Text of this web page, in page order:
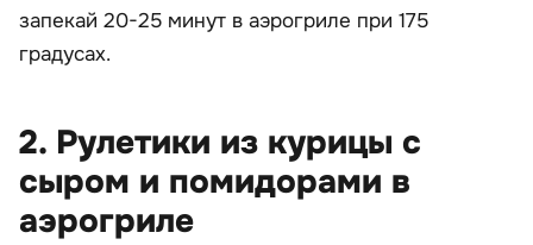
запекай 20-25 минут в аэрогриле при 175
градусах.
2. Рулетики из курицы с
сыром и помидорами в
аэрогриле